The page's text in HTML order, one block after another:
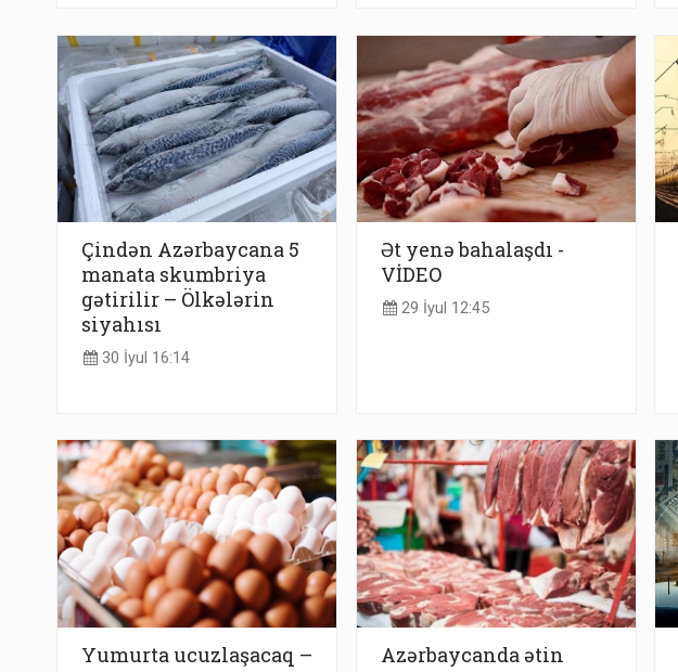
Çindən Azərbaycana 5
manata skumbriya
gətirilir – Ölkələrin
siyahısı
30 İyul 16:14
Ət yenə bahalaşdı -
VİDEO
29 İyul 12:45
Yumurta ucuzlaşacaq –
Azərbaycanda ətin